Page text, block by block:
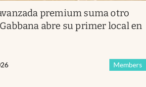
premium suma otro
abre su primer local en
Members